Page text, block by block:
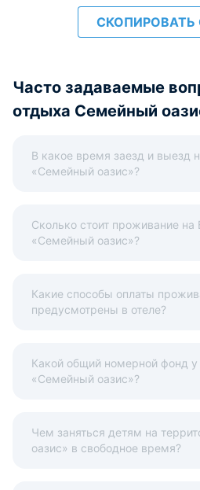
СКОПИРОВАТЬ
Часто задаваемые
отдыха Семейный
В какое время заезд и выезд
«Семейный оазис»?
Сколько стоит проживание на
«Семейный оазис»?
Какие способы оплаты
предусмотрены в отеле?
Какой общий номерной фонд
«Семейный оазис»?
Чем заняться детям на
оазис» в свободное время?